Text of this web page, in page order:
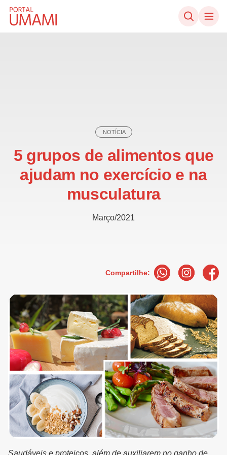
Ir direto ao conteúdo
NOTÍCIA
5 grupos de alimentos que
ajudam no exercício e na
musculatura
Março/2021
Compartilhe: